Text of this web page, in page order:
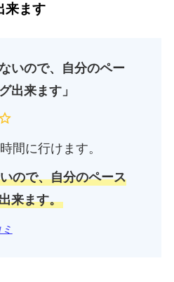
来ます
いので、自分のペー
出来ます」
間に行けます。
ので、自分のペース
来ます。